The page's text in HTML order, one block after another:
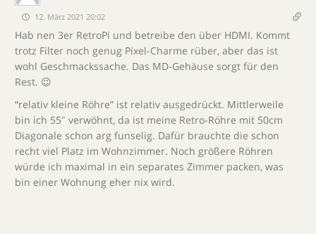
12. März 2021 20:02
Hab nen 3er RetroPi und betreibe den über HDMI. Kommt
trotz Filter noch genug Pixel-Charme rüber, aber das ist
wohl Geschmackssache. Das MD-Gehäuse sorgt für den
Rest. 😉
“relativ kleine Röhre” ist relativ ausgedrückt. Mittlerweile
bin ich 55″ verwöhnt, da ist meine Retro-Röhre mit 50cm
Diagonale schon arg funselig. Dafür brauchte die schon
recht viel Platz im Wohnzimmer. Noch größere Röhren
würde ich maximal in ein separates Zimmer packen, was
bin einer Wohnung eher nix wird.